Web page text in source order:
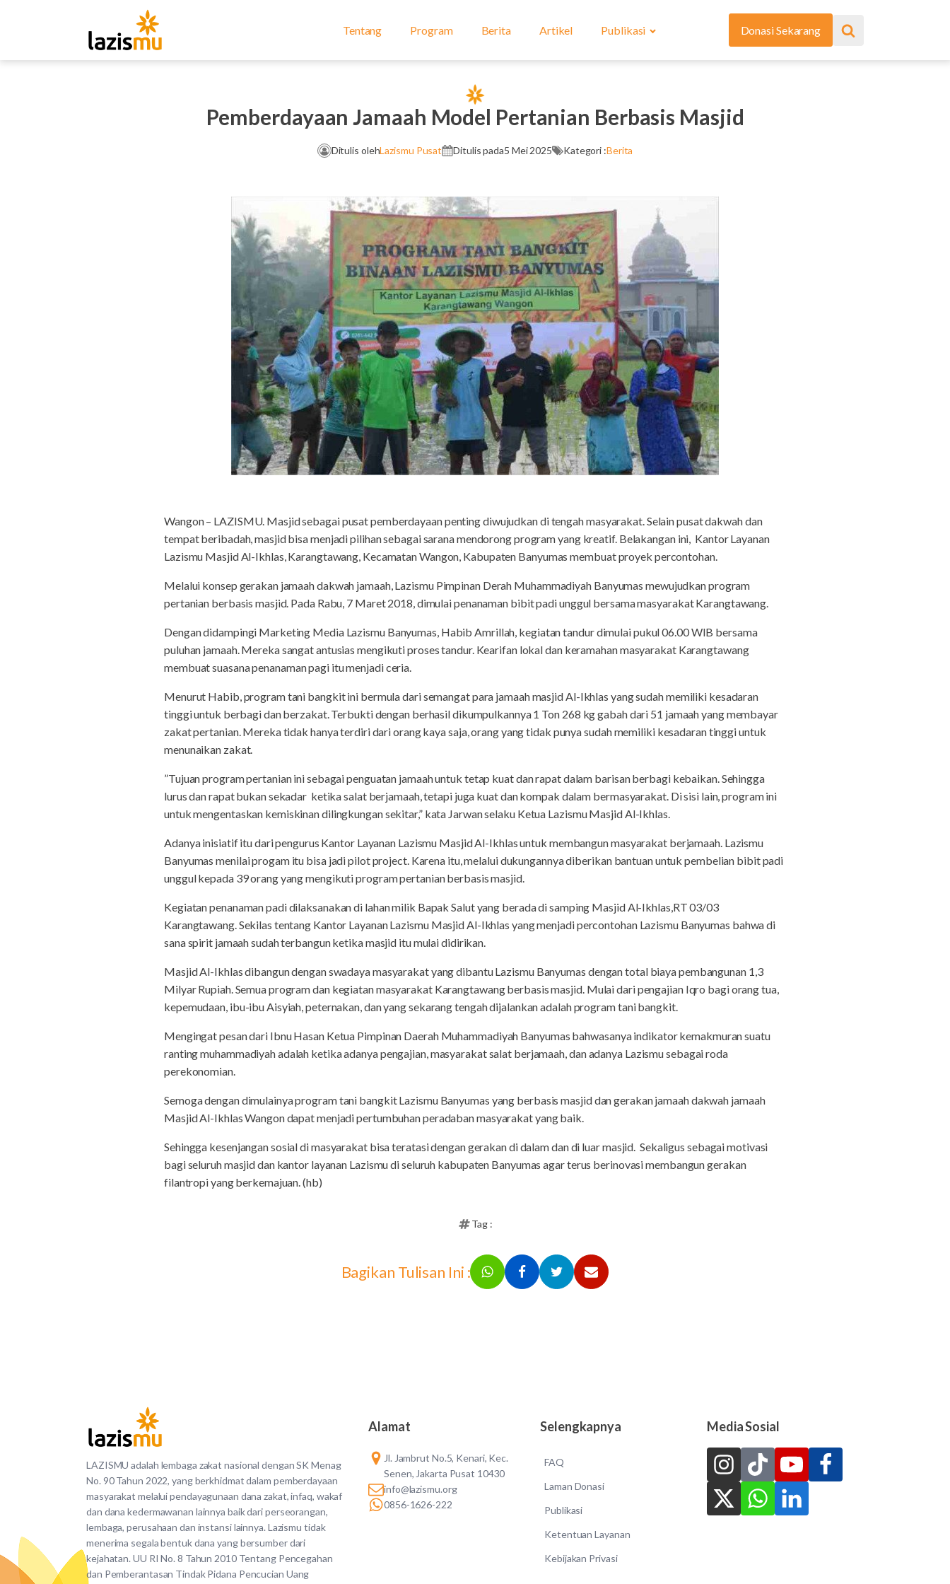
Tentang Program Berita Artikel Publikasi Donasi Sekarang
Pemberdayaan Jamaah Model Pertanian Berbasis Masjid
Ditulis olehLazismu Pusat Ditulis pada5 Mei 2025 Kategori :Berita
Wangon – LAZISMU. Masjid sebagai pusat pemberdayaan penting diwujudkan di tengah masyarakat. Selain pusat dakwah dan
tempat beribadah, masjid bisa menjadi pilihan sebagai sarana mendorong program yang kreatif. Belakangan ini, Kantor Layanan
Lazismu Masjid Al-Ikhlas, Karangtawang, Kecamatan Wangon, Kabupaten Banyumas membuat proyek percontohan.
Melalui konsep gerakan jamaah dakwah jamaah, Lazismu Pimpinan Derah Muhammadiyah Banyumas mewujudkan program
pertanian berbasis masjid. Pada Rabu, 7 Maret 2018, dimulai penanaman bibit padi unggul bersama masyarakat Karangtawang.
Dengan didampingi Marketing Media Lazismu Banyumas, Habib Amrillah, kegiatan tandur dimulai pukul 06.00 WIB bersama
puluhan jamaah. Mereka sangat antusias mengikuti proses tandur. Kearifan lokal dan keramahan masyarakat Karangtawang
membuat suasana penanaman pagi itu menjadi ceria.
Menurut Habib, program tani bangkit ini bermula dari semangat para jamaah masjid Al-Ikhlas yang sudah memiliki kesadaran
tinggi untuk berbagi dan berzakat. Terbukti dengan berhasil dikumpulkannya 1 Ton 268 kg gabah dari 51 jamaah yang membayar
zakat pertanian. Mereka tidak hanya terdiri dari orang kaya saja, orang yang tidak punya sudah memiliki kesadaran tinggi untuk
menunaikan zakat.
”Tujuan program pertanian ini sebagai penguatan jamaah untuk tetap kuat dan rapat dalam barisan berbagi kebaikan. Sehingga
lurus dan rapat bukan sekadar ketika salat berjamaah, tetapi juga kuat dan kompak dalam bermasyarakat. Di sisi lain, program ini
untuk mengentaskan kemiskinan dilingkungan sekitar,” kata Jarwan selaku Ketua Lazismu Masjid Al-Ikhlas.
Adanya inisiatif itu dari pengurus Kantor Layanan Lazismu Masjid Al-Ikhlas untuk membangun masyarakat berjamaah. Lazismu
Banyumas menilai progam itu bisa jadi pilot project. Karena itu, melalui dukungannya diberikan bantuan untuk pembelian bibit padi
unggul kepada 39 orang yang mengikuti program pertanian berbasis masjid.
Kegiatan penanaman padi dilaksanakan di lahan milik Bapak Salut yang berada di samping Masjid Al-Ikhlas,RT 03/03
Karangtawang. Sekilas tentang Kantor Layanan Lazismu Masjid Al-Ikhlas yang menjadi percontohan Lazismu Banyumas bahwa di
sana spirit jamaah sudah terbangun ketika masjid itu mulai didirikan.
Masjid Al-Ikhlas dibangun dengan swadaya masyarakat yang dibantu Lazismu Banyumas dengan total biaya pembangunan 1,3
Milyar Rupiah. Semua program dan kegiatan masyarakat Karangtawang berbasis masjid. Mulai dari pengajian Iqro bagi orang tua,
kepemudaan, ibu-ibu Aisyiah, peternakan, dan yang sekarang tengah dijalankan adalah program tani bangkit.
Mengingat pesan dari Ibnu Hasan Ketua Pimpinan Daerah Muhammadiyah Banyumas bahwasanya indikator kemakmuran suatu
ranting muhammadiyah adalah ketika adanya pengajian, masyarakat salat berjamaah, dan adanya Lazismu sebagai roda
perekonomian.
Semoga dengan dimulainya program tani bangkit Lazismu Banyumas yang berbasis masjid dan gerakan jamaah dakwah jamaah
Masjid Al-Ikhlas Wangon dapat menjadi pertumbuhan peradaban masyarakat yang baik.
Sehingga kesenjangan sosial di masyarakat bisa teratasi dengan gerakan di dalam dan di luar masjid. Sekaligus sebagai motivasi
bagi seluruh masjid dan kantor layanan Lazismu di seluruh kabupaten Banyumas agar terus berinovasi membangun gerakan
filantropi yang berkemajuan. (hb)
Tag :
Bagikan Tulisan Ini :
LAZISMU adalah lembaga zakat nasional dengan SK Menag
No. 90 Tahun 2022, yang berkhidmat dalam pemberdayaan
masyarakat melalui pendayagunaan dana zakat, infaq, wakaf
dan dana kedermawanan lainnya baik dari perseorangan,
lembaga, perusahaan dan instansi lainnya. Lazismu tidak
menerima segala bentuk dana yang bersumber dari
kejahatan. UU RI No. 8 Tahun 2010 Tentang Pencegahan
dan Pemberantasan Tindak Pidana Pencucian Uang
Alamat
Jl. Jambrut No.5, Kenari, Kec.
Senen, Jakarta Pusat 10430
info@lazismu.org
0856-1626-222
Selengkapnya
FAQ
Laman Donasi
Publikasi
Ketentuan Layanan
Kebijakan Privasi
Media Sosial